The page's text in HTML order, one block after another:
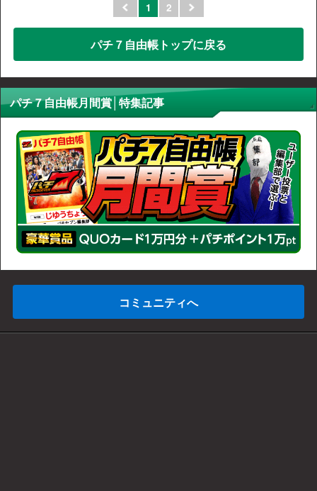
1 2
パチ７自由帳トップに戻る
パチ７自由帳月間賞│特集記事
コミュニティへ